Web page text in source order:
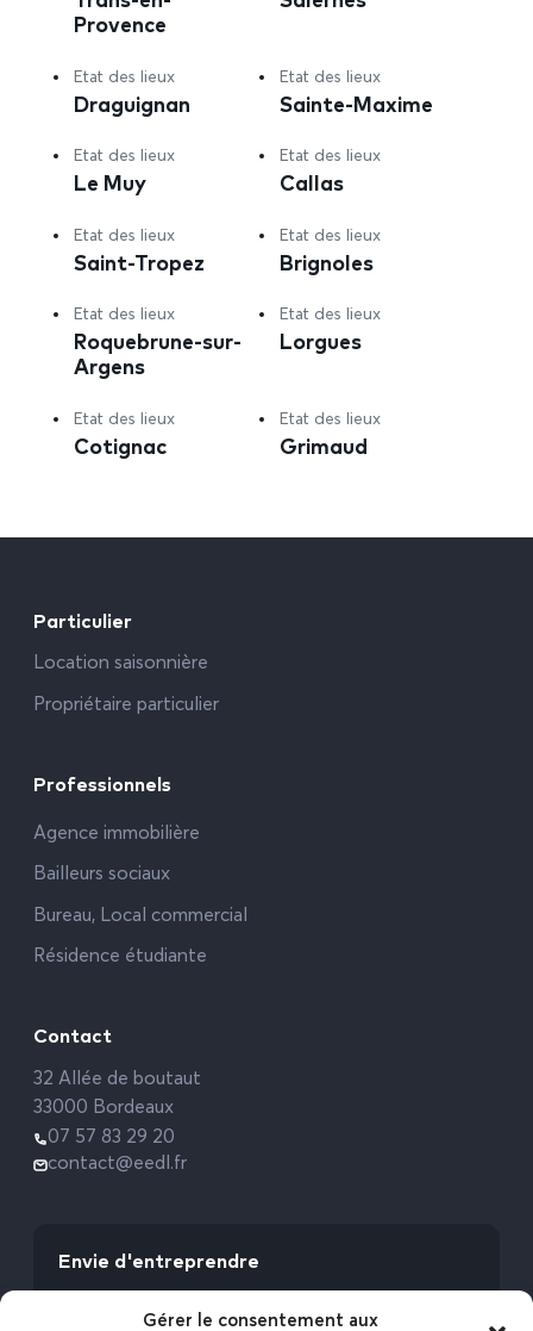
Gérer le consentement aux
Provence
Etat des lieux
Draguignan
Etat des lieux
Sainte-Maxime
Etat des lieux
Le Muy
Etat des lieux
Callas
Etat des lieux
Saint-Tropez
Etat des lieux
Brignoles
Etat des lieux
Roquebrune-sur-
Argens
Etat des lieux
Lorgues
Etat des lieux
Cotignac
Etat des lieux
Grimaud
Particulier
Location saisonnière
Propriétaire particulier
Professionnels
Agence immobilière
Bailleurs sociaux
Bureau, Local commercial
Résidence étudiante
Contact
32 Allée de boutaut
33000 Bordeaux
07 57 83 29 20
contact@eedl.fr
Envie d'entreprendre
avec l’Expert Etat des Lieux !